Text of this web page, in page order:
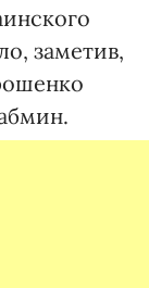
заметив,